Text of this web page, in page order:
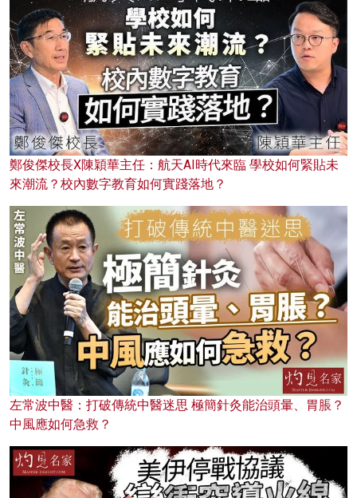
鄭俊傑校長X陳穎華主任：航天AI時代來臨 學校如何緊貼未
來潮流？校內數字教育如何實踐落地？
左常波中醫：打破傳統中醫迷思 極簡針灸能治頭暈、胃脹？
中風應如何急救？